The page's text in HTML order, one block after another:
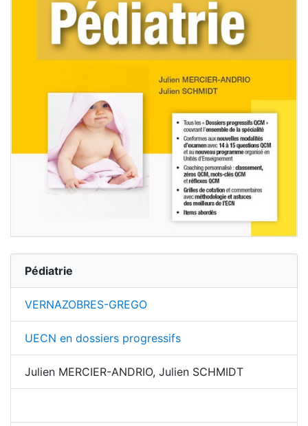
Pédiatrie
VERNAZOBRES-GREGO
UECN en dossiers progressifs
Julien MERCIER-ANDRIO, Julien SCHMIDT